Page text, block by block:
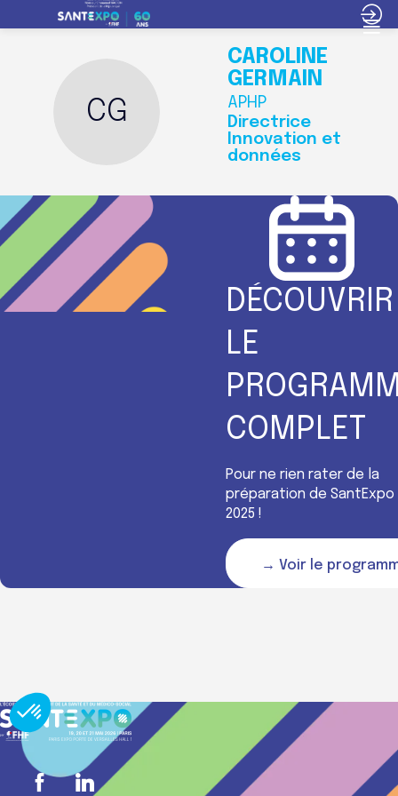
CG
CAROLINE
GERMAIN
APHP
Directrice
Innovation et
données
DÉCOUVRIR
LE
COMPLET
Pour ne rien rater de la
préparation de SantExpo
2025 !
→ Voir le